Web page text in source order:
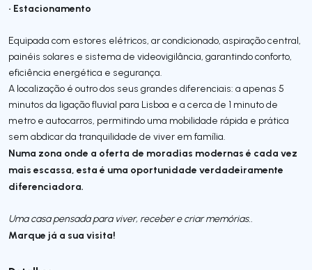
• Estacionamento
Equipada com estores elétricos, ar condicionado, aspiração central,
painéis solares e sistema de videovigilância, garantindo conforto,
eficiência energética e segurança.
A localização é outro dos seus grandes diferenciais: a apenas 5
minutos da ligação fluvial para Lisboa e a cerca de 1 minuto de
metro e autocarros, permitindo uma mobilidade rápida e prática
sem abdicar da tranquilidade de viver em família.
Numa zona onde a oferta de moradias modernas é cada vez
mais escassa, esta é uma oportunidade verdadeiramente
diferenciadora.
Uma casa pensada para viver, receber e criar memórias..
Marque já a sua visita!